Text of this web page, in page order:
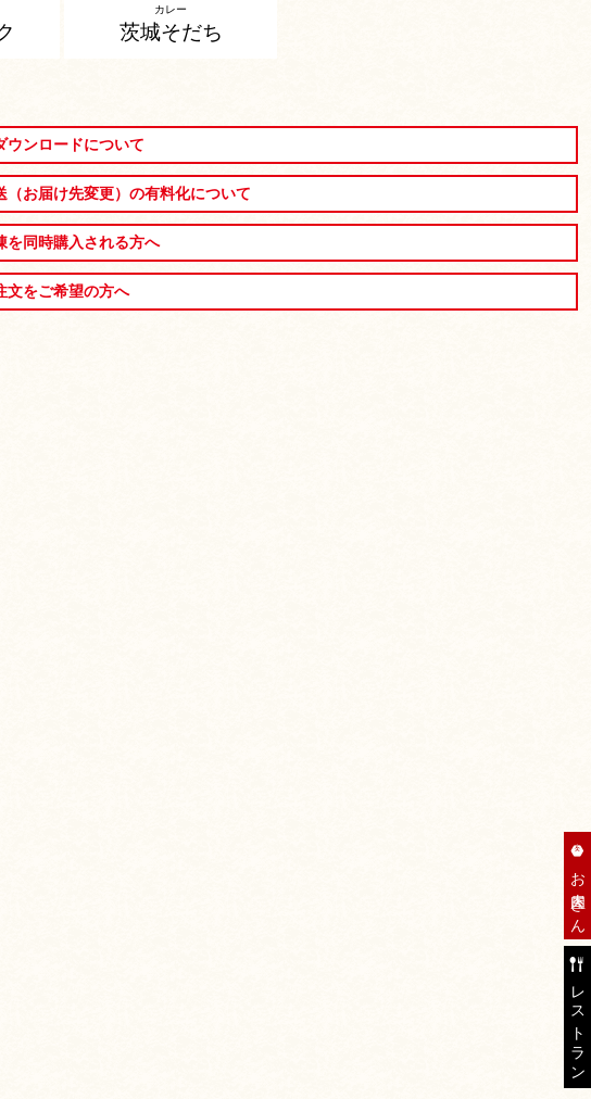
カレー
茨城そだち
ウンロードについて
（お届け先変更）の有料化について
を同時購入される方へ
文をご希望の方へ
お肉屋さん
レストラン